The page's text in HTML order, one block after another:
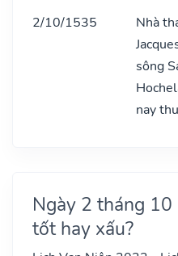
2/10/1535
Nhà
sông
nay
Ngày 2 tháng
tốt hay xấu?